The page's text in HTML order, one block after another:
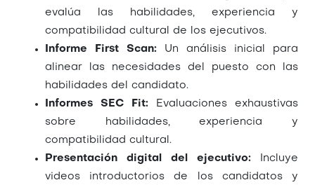
evalúa las habilidades, experiencia y
compatibilidad cultural de los ejecutivos.
Informe First Scan: Un análisis inicial para
alinear las necesidades del puesto con las
habilidades del candidato.
Informes SEC Fit: Evaluaciones exhaustivas
sobre habilidades, experiencia y
compatibilidad cultural.
Presentación digital del ejecutivo: Incluye
videos introductorios de los candidatos y